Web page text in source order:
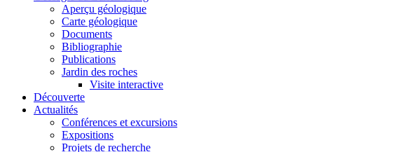
Aperçu géologique
Carte géologique
Documents
Bibliographie
Publications
Jardin des roches
Visite interactive
Découverte
Actualités
Conférences et excursions
Expositions
Projets de recherche